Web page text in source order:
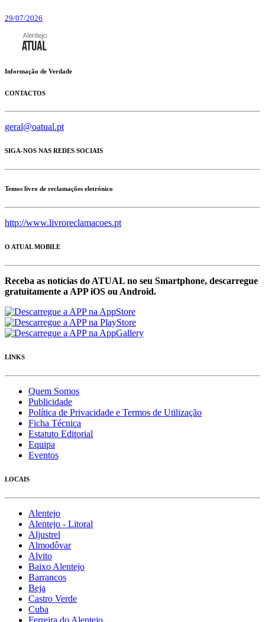
29/07/2026
Informação de Verdade
CONTACTOS
geral@oatual.pt
SIGA-NOS NAS REDES SOCIAIS
Temos livro de reclamações eletrónico
http://www.livroreclamacoes.pt
O ATUAL MOBILE
Receba as notícias do ATUAL no seu Smartphone, descarregue
gratuítamente a APP iOS ou Android.
LINKS
Quem Somos
Publicidade
Política de Privacidade e Termos de Utilização
Ficha Técnica
Estatuto Editorial
Equipa
Eventos
LOCAIS
Alentejo
Alentejo - Litoral
Aljustrel
Almodôvar
Alvito
Baixo Alentejo
Barrancos
Beja
Castro Verde
Cuba